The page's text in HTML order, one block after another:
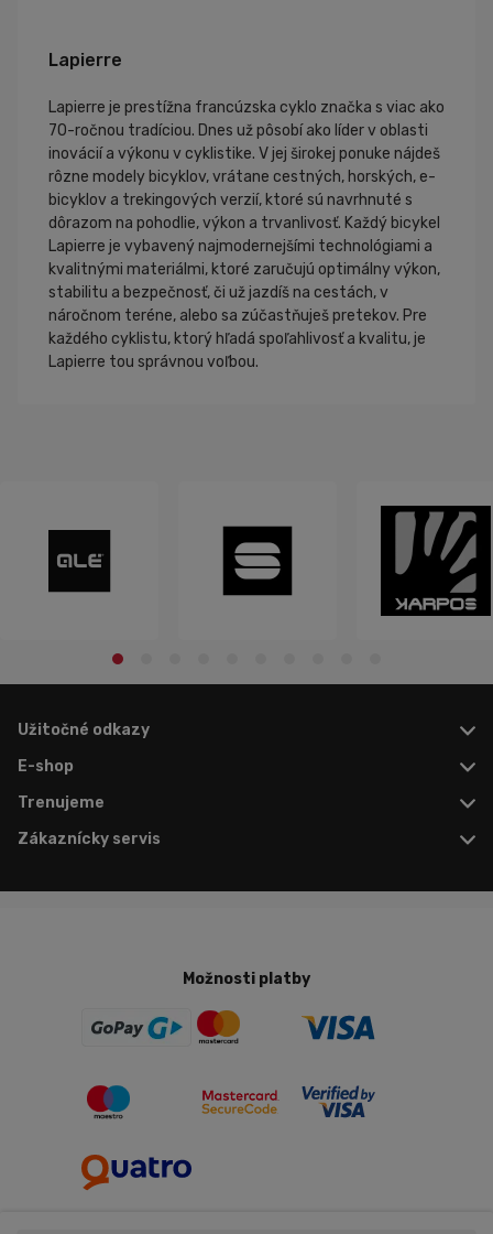
Lapierre
Lapierre je prestížna francúzska cyklo značka s viac ako
70-ročnou tradíciou. Dnes už pôsobí ako líder v oblasti
inovácií a výkonu v cyklistike. V jej širokej ponuke nájdeš
rôzne modely bicyklov, vrátane cestných, horských, e-
bicyklov a trekingových verzií, ktoré sú navrhnuté s
dôrazom na pohodlie, výkon a trvanlivosť. Každý bicykel
Lapierre je vybavený najmodernejšími technológiami a
kvalitnými materiálmi, ktoré zaručujú optimálny výkon,
stabilitu a bezpečnosť, či už jazdíš na cestách, v
náročnom teréne, alebo sa zúčastňuješ pretekov. Pre
každého cyklistu, ktorý hľadá spoľahlivosť a kvalitu, je
Lapierre tou správnou voľbou.
Užitočné odkazy
E-shop
Trenujeme
Zákaznícky servis
Možnosti platby